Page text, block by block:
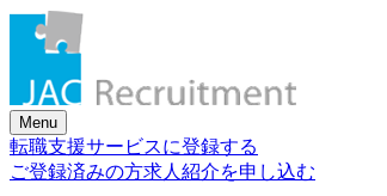
Skip
content
Menu
転職支援サービスに登録する
ご登録済みの方求人紹介を申し込む